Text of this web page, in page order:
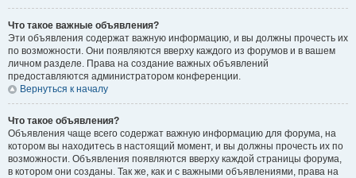
Что такое важные объявления?
Эти объявления содержат важную информацию, и вы должны прочесть их
по возможности. Они появляются вверху каждого из форумов и в вашем
личном разделе. Права на создание важных объявлений
предоставляются администратором конференции.
Вернуться к началу
Что такое объявления?
Объявления чаще всего содержат важную информацию для форума, на
котором вы находитесь в настоящий момент, и вы должны прочесть их по
возможности. Объявления появляются вверху каждой страницы форума,
в котором они созданы. Так же, как и с важными объявлениями, права на